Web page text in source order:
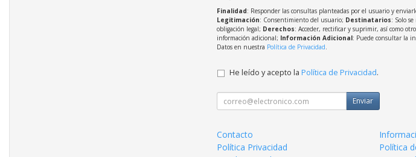
Finalidad: Responder las consultas planteadas por el usuario y
Legitimación: Consentimiento del usuario; Destinatarios: Solo
obligación legal; Derechos: Acceder, rectificar y suprimir, así como
información adicional; Información Adicional: Puede consultar la
Datos en nuestra Política de Privacidad.
He leído y acepto la Política de Privacidad.
Enviar
Contacto
Política Privacidad
Política